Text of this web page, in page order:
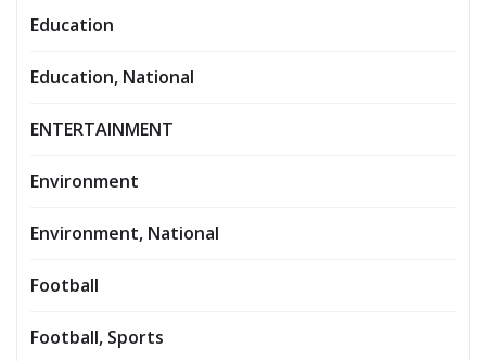
Education
Education, National
ENTERTAINMENT
Environment
Environment, National
Football
Football, Sports